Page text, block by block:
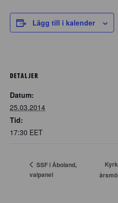
Lägg till i kalender
DETALJER
Datum:
25.03.2014
Tid:
17:30 EET
SSF i Åboland,
valpanel